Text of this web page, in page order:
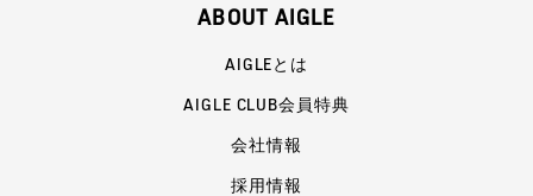
ABOUT AIGLE
AIGLEとは
AIGLE CLUB会員特典
会社情報
採用情報